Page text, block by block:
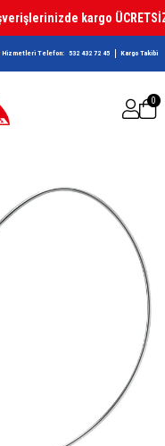
kargo ÜCRETSİZ.
Hizmetleri Telefon: 532 432 72 45 Kargo Takibi
0